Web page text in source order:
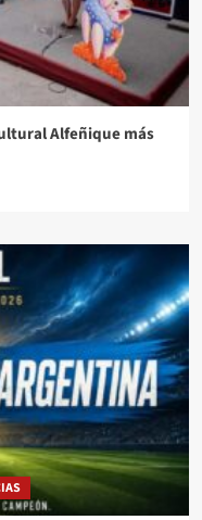
Alfeñique más